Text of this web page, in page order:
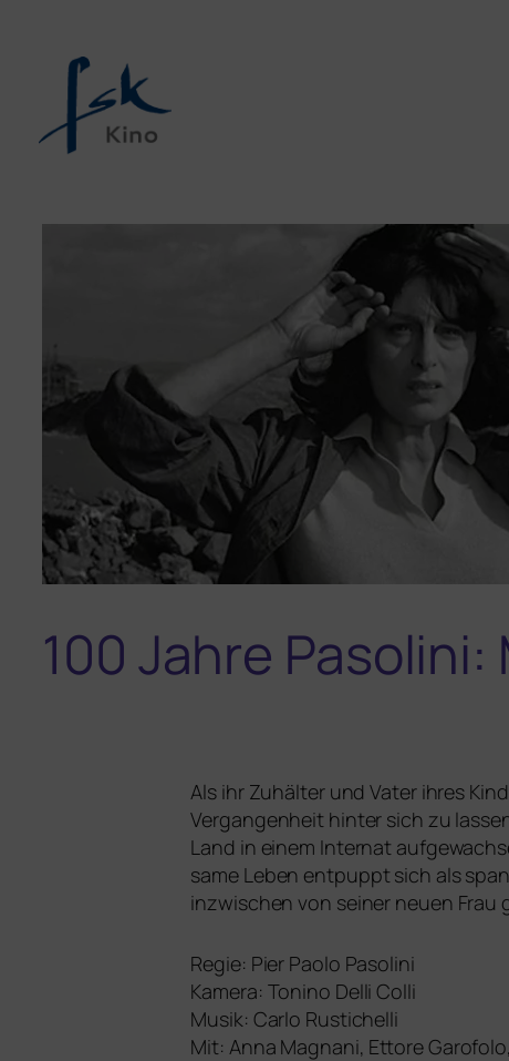
100 Jahre Pasolini:
Als ihr Zuhälter und Vater ihres
Vergangenheit hin­ter sich zu
Land in einem Internat
sa­me Leben ent­puppt sich als
inzwi­schen von sei­ner neu­en
Regie: Pier Paolo Pasolini
Kamera: Tonino Delli Colli
Musik: Carlo Rustichelli
Mit: Anna Magnani, Ettore